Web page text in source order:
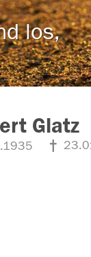
los,
Glatz